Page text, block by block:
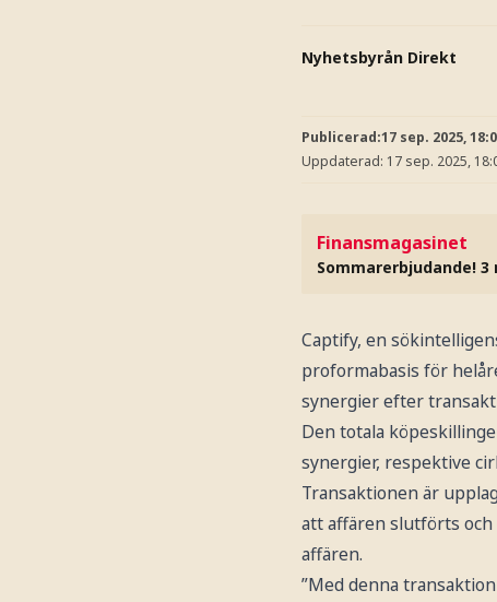
Nyhetsbyrån Direkt
Publicerad:17 sep. 2025,
Uppdaterad: 17 sep. 2025,
Finansmagasinet
Sommarerbjudande!
Captify, en
proformabasis för
synergier efter
Den totala
synergier, respektive
Transaktionen är
att affären slutförts
affären.
”Med denna